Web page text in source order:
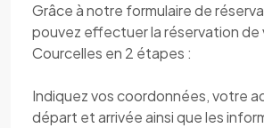
Grâce à notre formulaire de
pouvez effectuer la réservation de
Courcelles en 2 étapes :
Indiquez vos coordonnées, votre
départ et arrivée ainsi que les